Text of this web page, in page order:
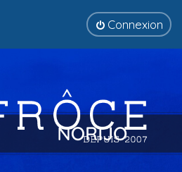
Connexion